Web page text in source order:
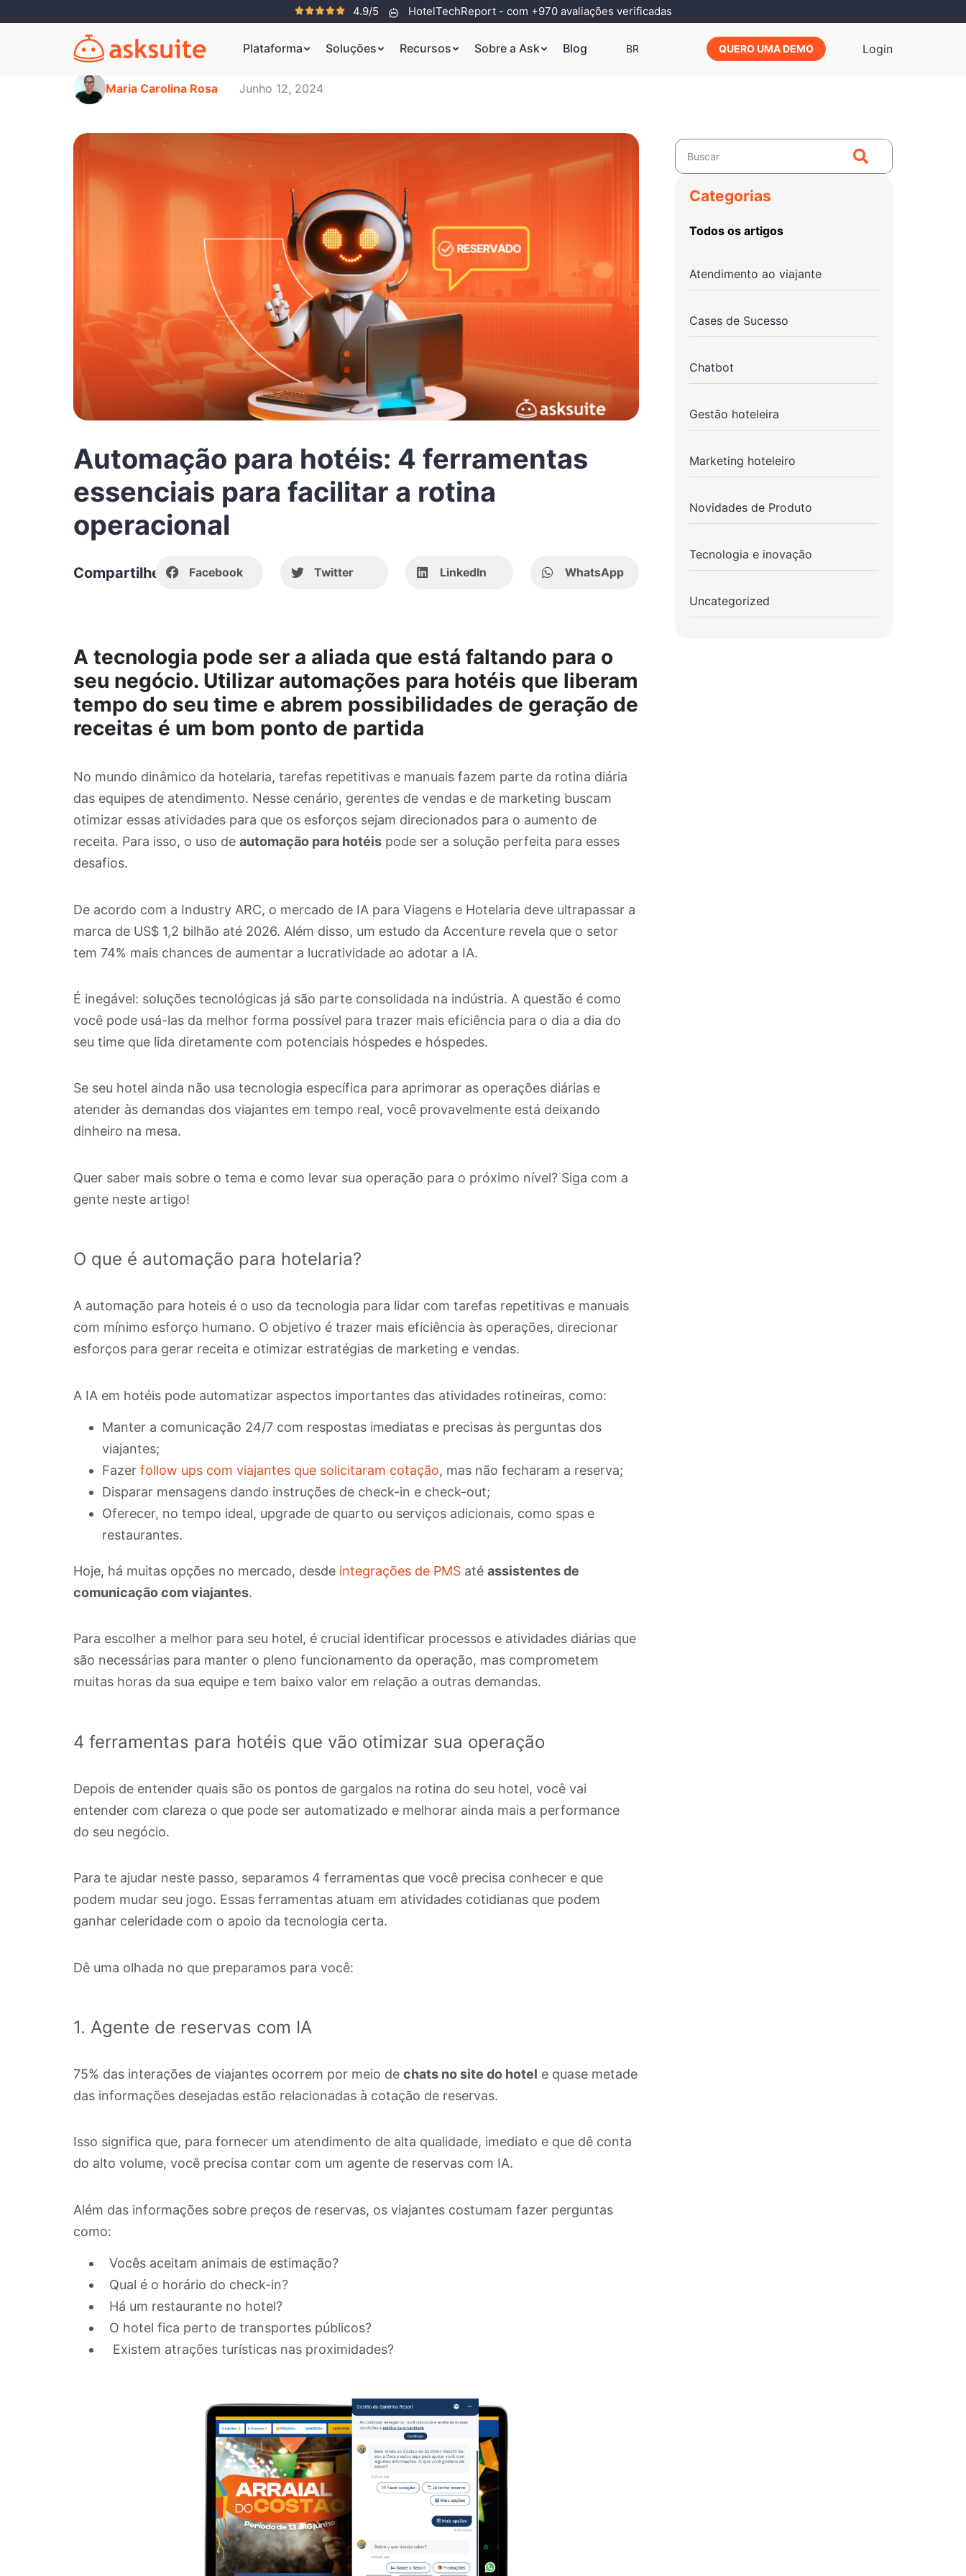
4.9/5 HotelTechReport - com +970 avaliações verificadas
Plataforma Soluções Recursos Sobre a Ask Blog BR QUERO UMA DEMO Login
Maria Carolina Rosa Junho 12, 2024
Automação para hotéis: 4 ferramentas
essenciais para facilitar a rotina
operacional
Compartilhe Facebook Twitter LinkedIn WhatsApp
A tecnologia pode ser a aliada que está faltando para o
seu negócio. Utilizar automações para hotéis que liberam
tempo do seu time e abrem possibilidades de geração de
receitas é um bom ponto de partida
No mundo dinâmico da hotelaria, tarefas repetitivas e manuais fazem parte da rotina diária
das equipes de atendimento. Nesse cenário, gerentes de vendas e de marketing buscam
otimizar essas atividades para que os esforços sejam direcionados para o aumento de
receita. Para isso, o uso de automação para hotéis pode ser a solução perfeita para esses
desafios.
De acordo com a Industry ARC, o mercado de IA para Viagens e Hotelaria deve ultrapassar a
marca de US$ 1,2 bilhão até 2026. Além disso, um estudo da Accenture revela que o setor
tem 74% mais chances de aumentar a lucratividade ao adotar a IA.
É inegável: soluções tecnológicas já são parte consolidada na indústria. A questão é como
você pode usá-las da melhor forma possível para trazer mais eficiência para o dia a dia do
seu time que lida diretamente com potenciais hóspedes e hóspedes.
Se seu hotel ainda não usa tecnologia específica para aprimorar as operações diárias e
atender às demandas dos viajantes em tempo real, você provavelmente está deixando
dinheiro na mesa.
Quer saber mais sobre o tema e como levar sua operação para o próximo nível? Siga com a
gente neste artigo!
O que é automação para hotelaria?
A automação para hoteis é o uso da tecnologia para lidar com tarefas repetitivas e manuais
com mínimo esforço humano. O objetivo é trazer mais eficiência às operações, direcionar
esforços para gerar receita e otimizar estratégias de marketing e vendas.
A IA em hotéis pode automatizar aspectos importantes das atividades rotineiras, como:
Manter a comunicação 24/7 com respostas imediatas e precisas às perguntas dos
viajantes;
Fazer follow ups com viajantes que solicitaram cotação, mas não fecharam a reserva;
Disparar mensagens dando instruções de check-in e check-out;
Oferecer, no tempo ideal, upgrade de quarto ou serviços adicionais, como spas e
restaurantes.
Hoje, há muitas opções no mercado, desde integrações de PMS até assistentes de
comunicação com viajantes.
Para escolher a melhor para seu hotel, é crucial identificar processos e atividades diárias que
são necessárias para manter o pleno funcionamento da operação, mas comprometem
muitas horas da sua equipe e tem baixo valor em relação a outras demandas.
4 ferramentas para hotéis que vão otimizar sua operação
Depois de entender quais são os pontos de gargalos na rotina do seu hotel, você vai
entender com clareza o que pode ser automatizado e melhorar ainda mais a performance
do seu negócio.
Para te ajudar neste passo, separamos 4 ferramentas que você precisa conhecer e que
podem mudar seu jogo. Essas ferramentas atuam em atividades cotidianas que podem
ganhar celeridade com o apoio da tecnologia certa.
Dê uma olhada no que preparamos para você:
1. Agente de reservas com IA
75% das interações de viajantes ocorrem por meio de chats no site do hotel e quase metade
das informações desejadas estão relacionadas à cotação de reservas.
Isso significa que, para fornecer um atendimento de alta qualidade, imediato e que dê conta
do alto volume, você precisa contar com um agente de reservas com IA.
Além das informações sobre preços de reservas, os viajantes costumam fazer perguntas
como:
Vocês aceitam animais de estimação?
Qual é o horário do check-in?
Há um restaurante no hotel?
O hotel fica perto de transportes públicos?
Existem atrações turísticas nas proximidades?
Categorias
Todos os artigos
Atendimento ao viajante
Cases de Sucesso
Chatbot
Gestão hoteleira
Marketing hoteleiro
Novidades de Produto
Tecnologia e inovação
Uncategorized